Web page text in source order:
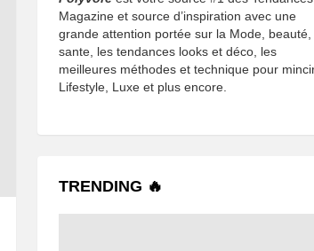
Magazine et source d’inspiration avec une
grande attention portée sur la Mode, beauté,
sante, les tendances looks et déco, les
meilleures méthodes et technique pour
Lifestyle, Luxe et plus encore.
TRENDING 🔥